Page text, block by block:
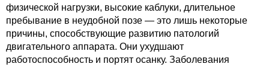
физической нагрузки, высокие каблуки, длительное
пребывание в неудобной позе — это лишь некоторые
причины, способствующие развитию патологий
двигательного аппарата. Они ухудшают
работоспособность и портят осанку. Заболевания